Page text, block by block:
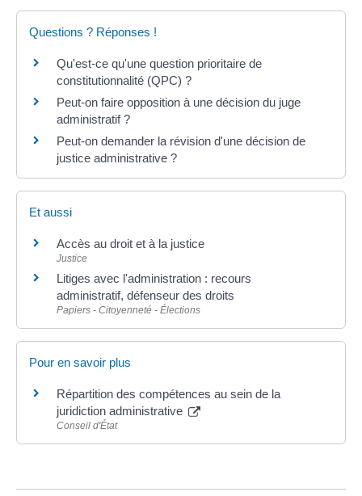
Questions ? Réponses !
Qu'est-ce qu'une question prioritaire de
constitutionnalité (QPC) ?
Peut-on faire opposition à une décision du juge
administratif ?
Peut-on demander la révision d'une décision de
justice administrative ?
Et aussi
Accès au droit et à la justice
Justice
Litiges avec l'administration : recours
administratif, défenseur des droits
Papiers - Citoyenneté - Élections
Pour en savoir plus
Répartition des compétences au sein de la
juridiction administrative
Conseil d'État